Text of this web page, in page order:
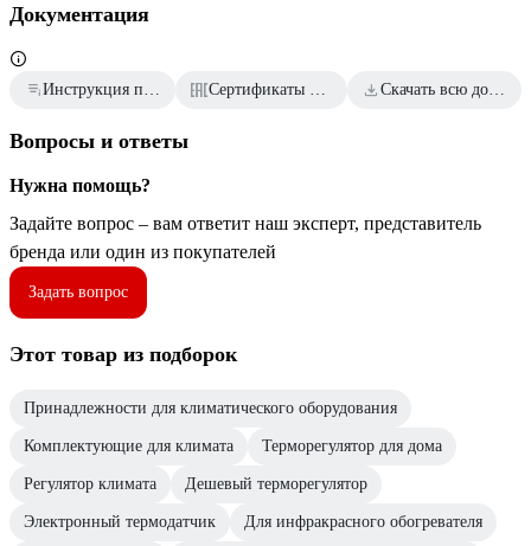
Документация
Вопросы и ответы
Нужна помощь?
Задайте вопрос – вам ответит наш эксперт, представитель
бренда или один из покупателей
Задать вопрос
Этот товар из подборок
Принадлежности для климатического оборудования
Комплектующие для климата Терморегулятор для дома
Регулятор климата Дешевый терморегулятор
Электронный термодатчик Для инфракрасного обогревателя